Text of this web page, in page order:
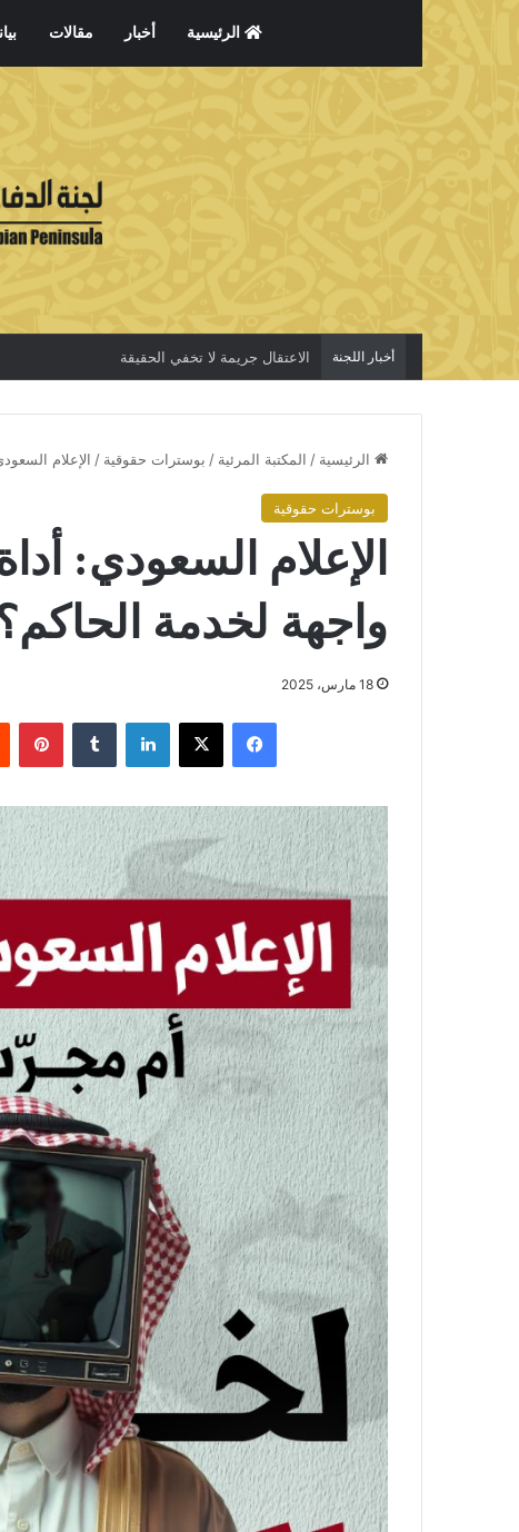
الرئيسية أخبار مقالات
أخبار اللجنة الاعتقال جريمة لا تخفي الحقيقة
الرئيسية / المكتبة المرئية / بوسترات حقوقية / الإعلام
بوسترات حقوقية
الإعلام السعودي:
واجهة لخدمة
18 مارس، 2025
فيسبوك X لينكدإن